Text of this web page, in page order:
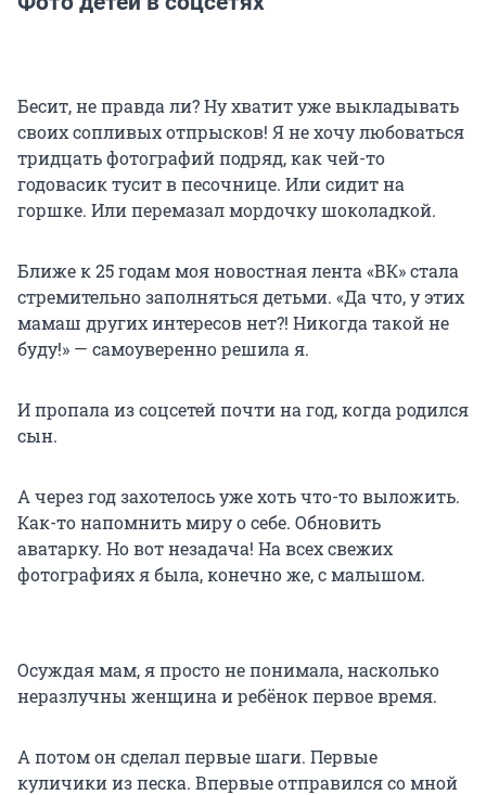
Бесит, не правда ли? Ну хватит уже выкладывать
своих сопливых отпрысков! Я не хочу любоваться
тридцать фотографий подряд, как чей-то
годовасик тусит в песочнице. Или сидит на
горшке. Или перемазал мордочку шоколадкой.
Ближе к 25 годам моя новостная лента «ВК» стала
стремительно заполняться детьми. «Да что, у этих
мамаш других интересов нет?! Никогда такой не
буду!» — самоуверенно решила я.
И пропала из соцсетей почти на год, когда родился
сын.
А через год захотелось уже хоть что-то выложить.
Как-то напомнить миру о себе. Обновить
аватарку. Но вот незадача! На всех свежих
фотографиях я была, конечно же, с малышом.
Осуждая мам, я просто не понимала, насколько
неразлучны женщина и ребёнок первое время.
А потом он сделал первые шаги. Первые
куличики из песка. Впервые отправился со мной